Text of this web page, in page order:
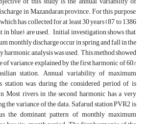
in Mazandaran province. For this purpose,
has collected for at least 30 years (87 to 1386
in blue), are used. Initial investigation shows that,
monthly discharge occur in spring and fall in the
analysis was used. This method showed
of variance explained by the first harmonic of 60%
station. Annual variability of maximum
was during the considered period of is
Most rivers in the second harmonic has a very
the variance of the data. Safarud station PVR2 is
the dominant pattern of monthly maximum